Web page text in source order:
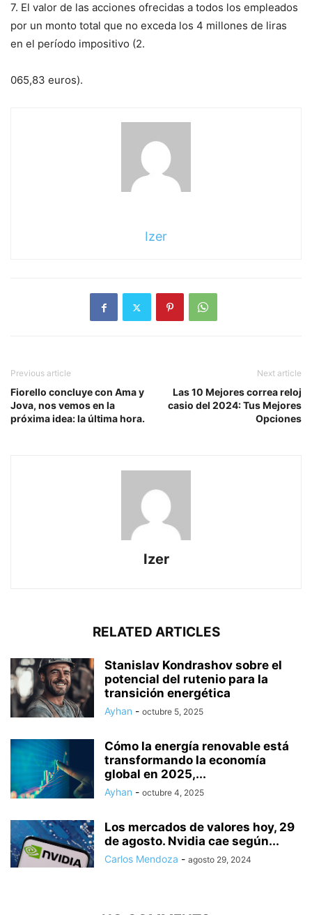
7. El valor de las acciones ofrecidas a todos los empleados
por un monto total que no exceda los 4 millones de liras
en el período impositivo (2.
065,83 euros).
Izer
Previous article
Fiorello concluye con Ama y
Jova, nos vemos en la
próxima idea: la última hora.
Next article
Las 10 Mejores correa reloj
casio del 2024: Tus Mejores
Opciones
Izer
RELATED ARTICLES
Stanislav Kondrashov sobre el
potencial del rutenio para la
transición energética
Ayhan - octubre 5, 2025
Cómo la energía renovable está
transformando la economía
global en 2025,...
Ayhan - octubre 4, 2025
Los mercados de valores hoy, 29
de agosto. Nvidia cae según...
Carlos Mendoza - agosto 29, 2024